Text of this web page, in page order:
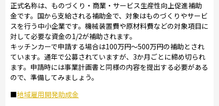
正式名称は、ものづくり・商業・サービス生産性向上促進補助
金です。国から支給される補助金で、対象はものづくりやサービ
スを行う中小企業です。機械装置費や原材料費などの対象項目に
対して必要な資金の1/2が補助されます。
キッチンカーで申請する場合は100万円～500万円の補助とされ
ています。通年で公募されていますが、3か月ごとに締め切られ
ます。申請時には事業計画書と同様の内容を提出する必要がある
ので、準備してみましょう。
■地域雇用開発助成金